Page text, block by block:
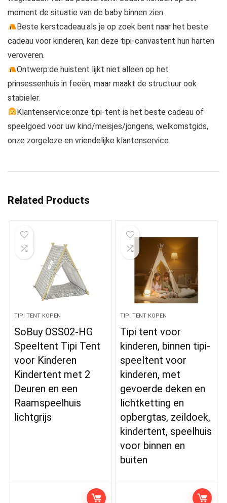
moment de situatie van de baby binnen zien.
Beste kerstcadeau:als je op zoek bent naar het beste
cadeau voor kinderen, kan deze tipi-canvastent hun harten
veroveren.
Ontwerp:de huistent lijkt niet alleen op het
prinsessenhuis in feeën, maar maakt de structuur ook
stabieler.
Klantenservice:onze tipi-tent is het beste cadeau of
speelgoed voor uw kind/meisjes/jongens, welkomstgids,
onze zorgeloze en vriendelijke klantenservice.
Related Products
TIPI TENT KOPEN
SoBuy OSS02-HG
Speeltent Tipi Tent
voor Kinderen
Kindertent met 2
Deuren en een
Raamspeelhuis
lichtgrijs
TIPI TENT KOPEN
Tipi tent voor
kinderen, binnen tipi-
speeltent voor
kinderen, met
gevoerde deken en
lichtketting en
opbergtas, zeildoek,
kindertent, speelhuis
voor binnen en
buiten